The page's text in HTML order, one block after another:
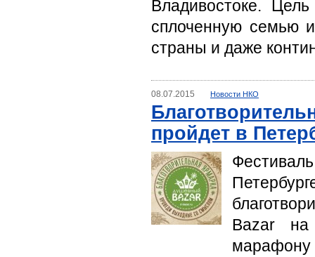
Владивостоке.
сплоченную семью
страны и даже
08.07.2015 Новости НКО
пройдет в
Bazar на